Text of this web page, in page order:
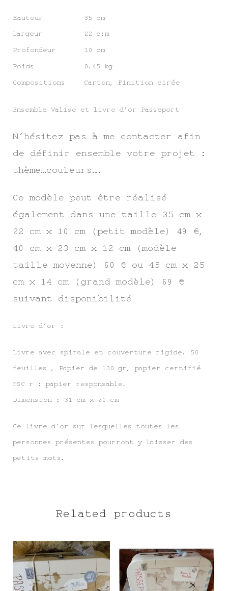
Hauteur 35 cm
Largeur 22 c:m
Profondeur 10 cm
Poids 0.45 kg
Compositions Carton, Finition cirée
Ensemble Valise et livre d’or Passeport
N’hésitez pas à me contacter afin
de définir ensemble votre projet :
thème…couleurs….
Ce modèle peut être réalisé
également dans une taille 35 cm x
22 cm x 10 cm (petit modèle) 49 €,
40 cm x 23 cm x 12 cm (modèle
taille moyenne) 60 € ou 45 cm x 25
cm x 14 cm (grand modèle) 69 €
suivant disponibilité
Livre d’or :
Livre avec spirale et couverture rigide. 50
feuilles , Papier de 130 gr, papier certifié
FSC r : papier responsable.
Dimension : 31 cm x 21 cm
Ce livre d’or sur lesquelles toutes les
personnes présentes pourront y laisser des
petits mots.
Related products